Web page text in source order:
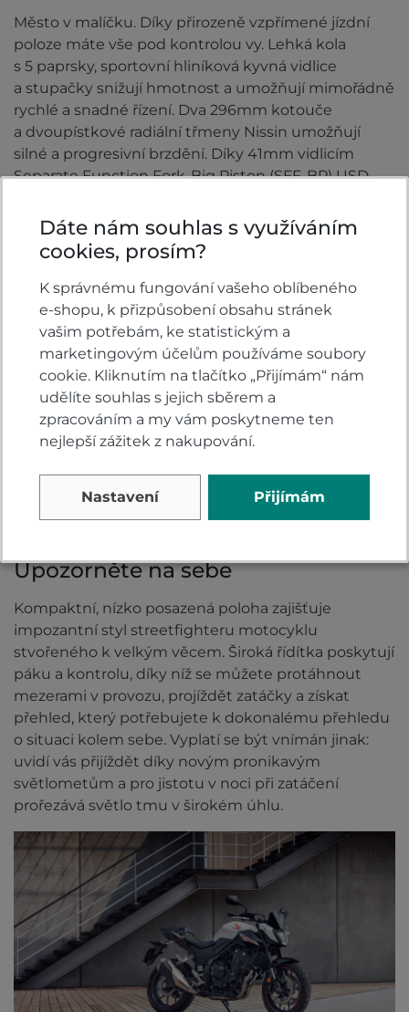
Město v malíčku. Díky přirozeně vzpřímené jízdní
poloze máte vše pod kontrolou vy. Lehká kola
s 5 paprsky, sportovní hliníková kyvná vidlice
a stupačky snižují hmotnost a umožňují mimořádně
rychlé a snadné řízení. Dva 296mm kotouče
a dvoupístkové radiální třmeny Nissin umožňují
silné a progresivní brzdění. Díky 41mm vidlicím
Separate Function Fork-Big Piston (SFF-BP) USD
s veškerou potřebnou zpětnou vazbou a přilnavostí.
A něco navíc.
Upozorněte na sebe
Kompaktní, nízko posazená poloha zajišťuje
impozantní styl streetfighteru motocyklu
stvořeného k velkým věcem. Široká řídítka poskytují
páku a kontrolu, díky níž se můžete protáhnout
mezerami v provozu, projíždět zatáčky a získat
přehled, který potřebujete k dokonalému přehledu
o situaci kolem sebe. Vyplatí se být vnímán jinak:
uvidí vás přijíždět díky novým pronikavým
světlometům a pro jistotu v noci při zatáčení
prořezává světlo tmu v širokém úhlu.
Dáte nám souhlas s využíváním
cookies, prosím?
K správnému fungování vašeho oblíbeného
e-shopu, k přizpůsobení obsahu stránek
vašim potřebám, ke statistickým a
marketingovým účelům používáme soubory
cookie. Kliknutím na tlačítko „Přijímám“ nám
udělíte souhlas s jejich sběrem a
zpracováním a my vám poskytneme ten
nejlepší zážitek z nakupování.
Nastavení Přijímám